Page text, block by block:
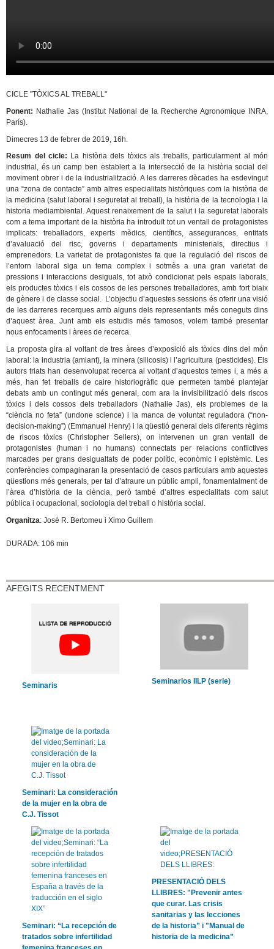
CICLE "TÒXICS AL TREBALL"
Ponent: Nathalie Jas (Institut National de la Recherche Agronomique INRA,
París).
Dimecres 13 de febrer de 2019, 16h.
Resum del cicle: La història dels tòxics als treballs, particularment al món
industrial, és un camp ben establert a la intersecció de la història social del
moviment obrer i de la industrialització. A les darreres dècades ha esdevingut
una “zona de contacte” amb altres especialitats històriques com la història de
la medicina (salut laboral i seguretat al treball), la història de la tecnologia i la
historia mediambiental. Aquest renaixement de la salut i la seguretat laborals
com a tema important de la història ha introduït tot un ventall de protagonistes
implicats: treballadors, experts mèdics, científics, assegurances, entitats
d’avaluació del risc, governs i departaments ministerials, directius i
emprenedors. La varietat de protagonistes fa que la regulació del riscos de
l’entorn laboral siga un tema complex i sotmès a una gran varietat de
pressions i interaccions desiguals, tot això condicionat pels espais laborals,
els productes tòxics i els cossos de les persones treballadores, amb fort biaix
de gènere i de classe social. L’objectiu d’aquestes sessions és oferir una visió
de les darreres recerques amb alguns dels representants més coneguts dins
d’aquest àrea. Junt amb els estudis més famosos, volem també presentar
nous enfocaments i àrees de recerca.
La proposta gira al voltant de tres àrees d’exposició als tòxics dins del món
laboral: la industria (amiant), la minera (silicosis) i l’agricultura (pesticides). Els
autors triats han desenvolupat recerca al voltant d’aquestos temes i, a més a
més, han fet treballs de caire historiogràfic que permeten també plantejar
debats amb un contingut més general, com ara la invisibilització dels riscos
tòxics i dels cossos dels treballadors (Nathalie Jas), els problemes de la
“ciència no feta” (undone science) i la manca de voluntat reguladora (“non-
decision-making”) (Emmanuel Henry) i la qüestió general dels diferents règims
de riscos tòxics (Christopher Sellers), on intervenen un gran ventall de
protagonistes (human i no humans) connectats per relacions conflictives
marcades per grans desigualtats de poder polític, econòmic i epistèmic. Les
conferències compaginaran la presentació de casos particulars amb aquestes
qüestions més generals, per tal d’atraure un públic ampli, fonamentalment de
l’àrea d’història de la ciència, però també d’altres especialitats com salut
pública i ocupacional, sociologia del treball o història social.
Organitza: José R. Bertomeu i Ximo Guillem
DURADA: 106 min
AFEGITS RECENTMENT
Seminaris
Seminarios IILP (serie)
Seminari: La consideración
de la mujer en la obra de
C.J. Tissot
Seminari: “La recepción de
tratados sobre infertilidad
PRESENTACIÓ DELS
LLIBRES: "Prevenir antes
que curar. Las crisis
sanitarias y las lecciones
de la historia” i "Manual de
historia de la medicina”